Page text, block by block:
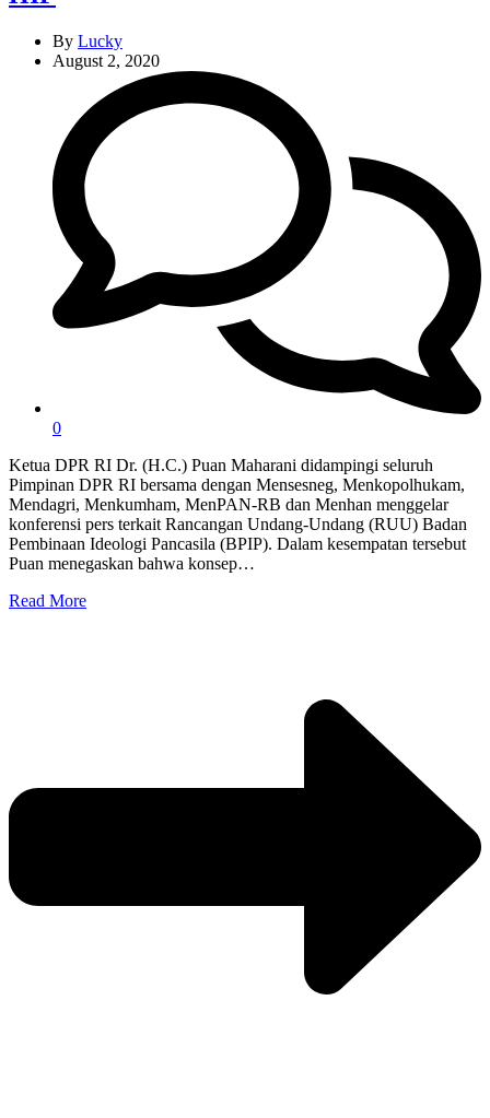
By Lucky
August 2, 2020
0
Ketua DPR RI Dr. (H.C.) Puan Maharani didampingi seluruh
Pimpinan DPR RI bersama dengan Mensesneg, Menkopolhukam,
Mendagri, Menkumham, MenPAN-RB dan Menhan menggelar
konferensi pers terkait Rancangan Undang-Undang (RUU) Badan
Pembinaan Ideologi Pancasila (BPIP). Dalam kesempatan tersebut
Puan menegaskan bahwa konsep…
Read More